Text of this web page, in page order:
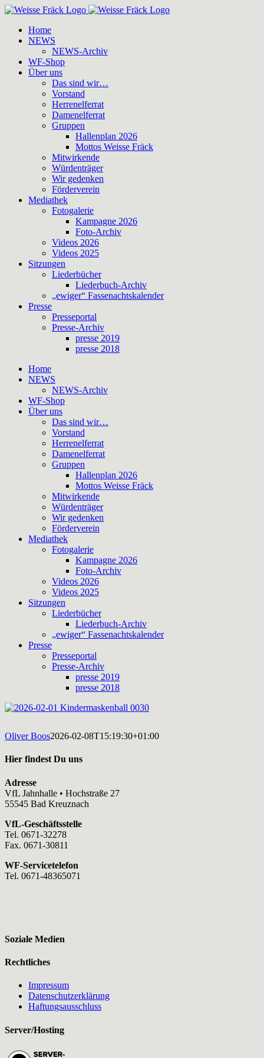
Zum
springenHome
NEWS
NEWS-Archiv
WF-Shop
Über uns
Das sind wir…
Vorstand
Herrenelferrat
Damenelferrat
Gruppen
Hallenplan 2026
Mottos Weisse Fräck
Mitwirkende
Würdenträger
Wir gedenken
Förderverein
Mediathek
Fotogalerie
Kampagne 2026
Foto-Archiv
Videos 2026
Videos 2025
Sitzungen
Liederbücher
Liederbuch-Archiv
„ewiger“ Fassenachtskalender
Presse
Presseportal
Presse-Archiv
presse 2019
presse 2018
Home
NEWS
NEWS-Archiv
WF-Shop
Über uns
Das sind wir…
Vorstand
Herrenelferrat
Damenelferrat
Gruppen
Hallenplan 2026
Mottos Weisse Fräck
Mitwirkende
Würdenträger
Wir gedenken
Förderverein
Mediathek
Fotogalerie
Kampagne 2026
Foto-Archiv
Videos 2026
Videos 2025
Sitzungen
Liederbücher
Liederbuch-Archiv
„ewiger“ Fassenachtskalender
Presse
Presseportal
Presse-Archiv
presse 2019
presse 2018
Oliver Boos2026-02-08T15:19:30+01:00
Hier findest Du uns
Adresse
VfL Jahnhalle • Hochstraße 27
55545 Bad Kreuznach
VfL-Geschäftsstelle
Tel. 0671-32278
Fax. 0671-30811
WF-Servicetelefon
Tel. 0671-48365071
Soziale Medien
Rechtliches
Impressum
Datenschutzerklärung
Haftungsausschluss
Server/Hosting